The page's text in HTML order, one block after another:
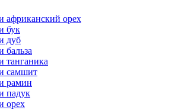
африканский орех
бук
дуб
бальза
танганика
самшит
рамин
падук
орех